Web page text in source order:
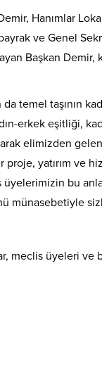
Hanımlar
ve Genel
Başkan Demir,
temel taşının
erkek eşitliği,
elimizden
proje, yatırım ve
üyelerimizin bu
münasebetiyle
meclis üyeleri